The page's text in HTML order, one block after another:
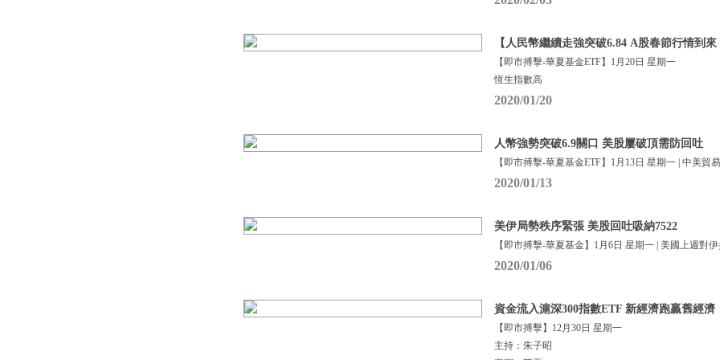
【人民幣繼續走強突破6.84 A股春節行情到來
【即市搏擊-華夏基金ETF】1月20日 星期一
恆生指數高
2020/01/20
人幣強勢突破6.9關口 美股屢破頂需防回吐
【即市搏擊-華夏基金ETF】1月13日 星期一 | 中美貿易
2020/01/13
美伊局勢秩序緊張 美股回吐吸納7522
【即市搏擊-華夏基金】1月6日 星期一 | 美國上週對
2020/01/06
資金流入滬深300指數ETF 新經濟跑贏舊經濟
【即市搏擊】12月30日 星期一
主持：朱子昭